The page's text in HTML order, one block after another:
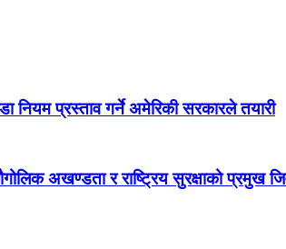
नियम प्रस्ताव गर्ने अमेरिकी सरकारले तयारी
अखण्डता र राष्ट्रिय सुरक्षाको प्रमुख